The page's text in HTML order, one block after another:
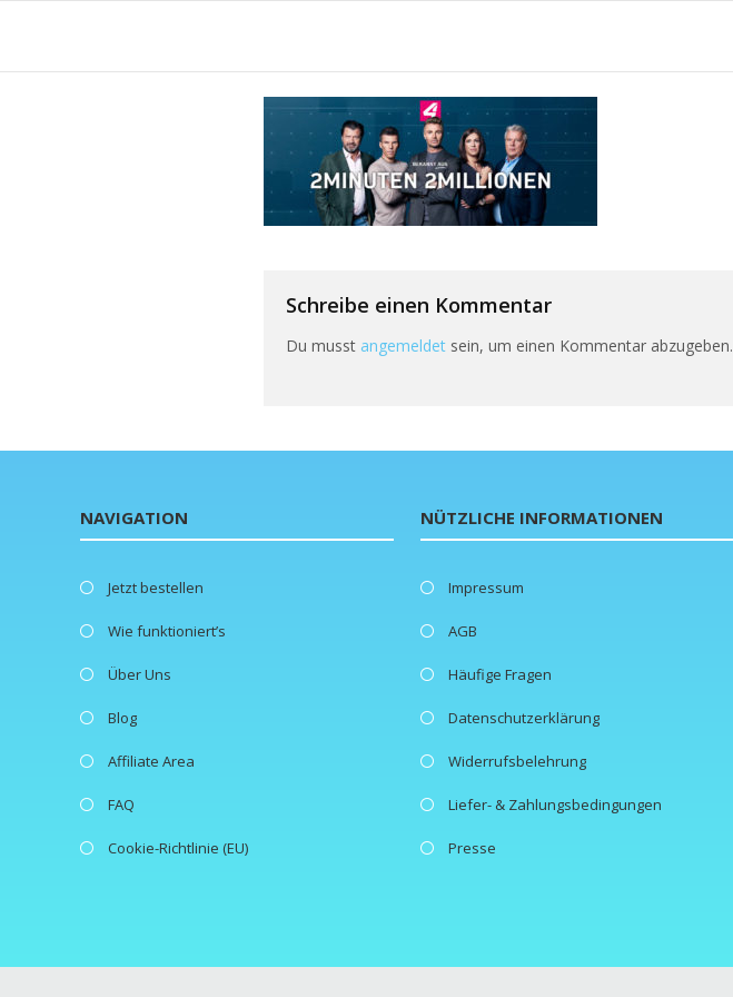
Schreibe einen Kommentar
Du musst angemeldet sein, um einen Kommentar abzugeben.
NAVIGATION
Jetzt bestellen
Wie funktioniert’s
Über Uns
Blog
Affiliate Area
FAQ
Cookie-Richtlinie (EU)
NÜTZLICHE INFORMATIONEN
Impressum
AGB
Häufige Fragen
Datenschutzerklärung
Widerrufsbelehrung
Liefer- & Zahlungsbedingungen
Presse